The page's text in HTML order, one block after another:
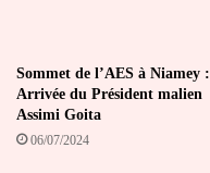
Sommet de l’AES à Niamey :
Arrivée du Président malien
Assimi Goita
06/07/2024